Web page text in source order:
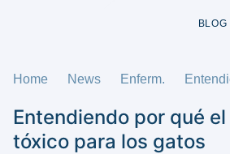
BLOG
Home News Enferm.
Entendiendo por qué
tóxico para los gatos